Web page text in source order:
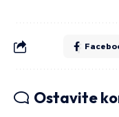
Ostavite